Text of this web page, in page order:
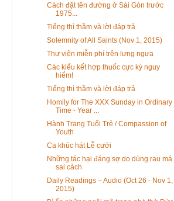
Cách đặt tên đường ở Sài Gòn trước
1975...
Tiếng thì thầm và lời đáp trả
Solemnity of All Saints (Nov 1, 2015)
Thư viện miễn phí trên lưng ngựa
Các kiểu kết hợp thuốc cực kỳ nguy
hiểm!
Tiếng thì thầm và lời đáp trả
Homily for The XXX Sunday in Ordinary
Time - Year ...
Hành Trang Tuổi Trẻ / Compassion of
Youth
Ca khúc hát Lễ cưới
Những tác hại đáng sợ do dùng rau má
sai cách
Daily Readings – Audio (Oct 26 - Nov 1,
2015)